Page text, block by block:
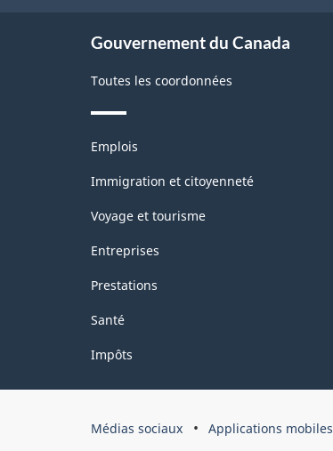
Gouvernement du Canada
Toutes les coordonnées
Thèmes
sujets
Emplois
Immigration et citoyenneté
Voyage et tourisme
Entreprises
Prestations
Santé
Impôts
Organisation
Médias sociaux Applications mobiles